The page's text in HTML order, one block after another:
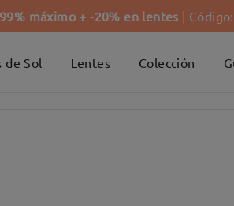
máximo + -20% en lentes |
de Sol Lentes Colección